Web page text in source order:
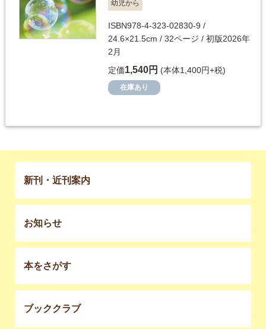
幼児から
ISBN978-4-323-02830-9 /
24.6×21.5cm / 32ページ / 初版2026年
2月
定価1,540円 (本体1,400円+税)
在庫あり
新刊・近刊案内
お知らせ
本をさがす
ブッククラブ